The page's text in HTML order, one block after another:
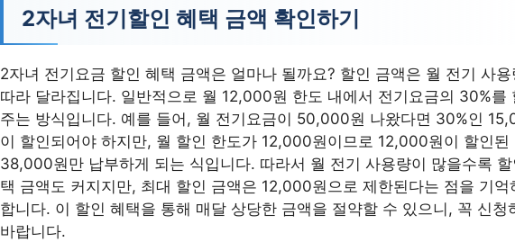
2자녀 전기할인 혜택 금액 확인하기
2자녀 전기요금 할인 혜택 금액은 얼마나 될까요? 할인 금액은 월 전기 사용
따라 달라집니다. 일반적으로 월 12,000원 한도 내에서 전기요금의 30%를
주는 방식입니다. 예를 들어, 월 전기요금이 50,000원 나왔다면 30%인
이 할인되어야 하지만, 월 할인 한도가 12,000원이므로 12,000원이 할인된
38,000원만 납부하게 되는 식입니다. 따라서 월 전기 사용량이 많을수록 할
택 금액도 커지지만, 최대 할인 금액은 12,000원으로 제한된다는 점을 기억
합니다. 이 할인 혜택을 통해 매달 상당한 금액을 절약할 수 있으니, 꼭 신청
바랍니다.